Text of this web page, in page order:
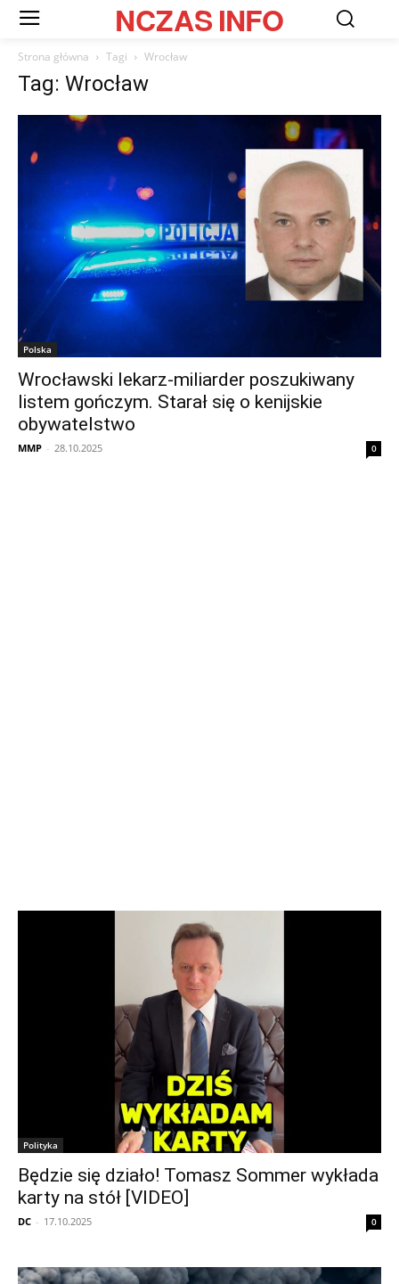
NCZASINFO
Strona główna Tagi Wrocław
Tag: Wrocław
Polska
Wrocławski lekarz-miliarder poszukiwany
listem gończym. Starał się o kenijskie
obywatelstwo
MMP - 28.10.2025 0
Polityka
Będzie się działo! Tomasz Sommer wykłada
karty na stół [VIDEO]
DC - 17.10.2025 0